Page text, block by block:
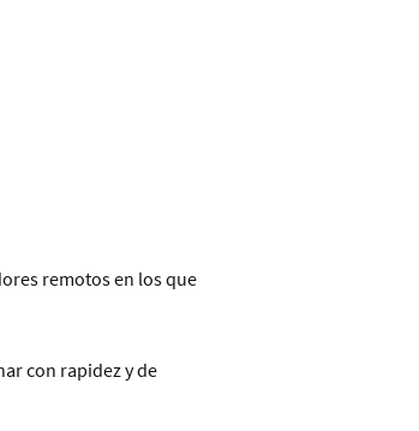
remotos en los que
con rapidez y de